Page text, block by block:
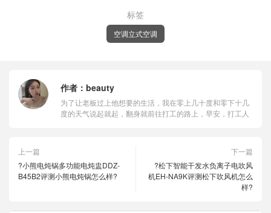
标签
空调立式空调
作者： beauty
为了让老板过上他想要的生活，我在零上几十度和零下十几
度的天气说起就起，翻身就前往打工的路上，早安，打工人
上一篇
?小熊电炖锅多功能电炖盅DDZ-
B45B2评测小熊电炖锅怎么样?
下一篇
?松下智能干发水负离子电吹风
机EH-NA9K评测松下吹风机怎么
样?